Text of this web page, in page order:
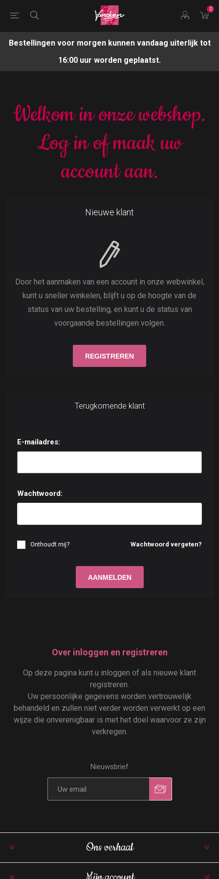
0
Bestellingen voor morgen kunnen vandaag uiterlijk tot
16:00 uur worden geplaatst.
Welkom in onze webshop.
Log in of maak uw
account aan.
Nieuwe klant
Door het aanmaken van een account in onze webwinkel,
kunt u sneller winkelen, blijft u op de hoogte van de
status van uw bestelling, en kunt u de status van
voorgaande bestellingen volgen.
Terugkomende klant
E-mailadres:
Wachtwoord:
Wachtwoord vergeten?
Onthoudt mij?
Over inloggen en registreren
Op deze pagina kunt u inloggen of als nieuwe klant
registreren.
Uw persoonlijke gegevens worden vertrouwelijk
behandeld en zullen niet verder worden verwerkt op een
wijze die onverenigbaar is met het doel waarvoor ze zijn
verkregen.
Nieuwsbrief
Ons verhaal